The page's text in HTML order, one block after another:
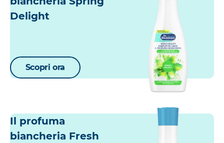
Delight
Scopri ora
Il profuma
biancheria Fresh